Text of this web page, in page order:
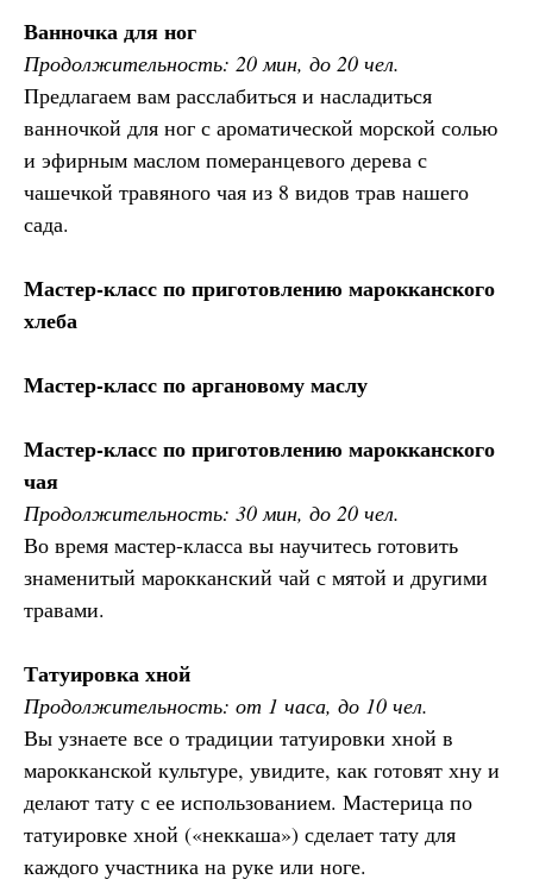
Ванночка для ног
Продолжительность: 20 мин, до 20 чел.
Предлагаем вам расслабиться и насладиться
ванночкой для ног с ароматической морской солью
и эфирным маслом померанцевого дерева с
чашечкой травяного чая из 8 видов трав нашего
сада.
Мастер-класс по приготовлению марокканского
хлеба
Мастер-класс по аргановому маслу
Мастер-класс по приготовлению марокканского
чая
Продолжительность: 30 мин, до 20 чел.
Во время мастер-класса вы научитесь готовить
знаменитый марокканский чай с мятой и другими
травами.
Татуировка хной
Продолжительность: от 1 часа, до 10 чел.
Вы узнаете все о традиции татуировки хной в
марокканской культуре, увидите, как готовят хну и
делают тату с ее использованием. Мастерица по
татуировке хной («неккаша») сделает тату для
каждого участника на руке или ноге.